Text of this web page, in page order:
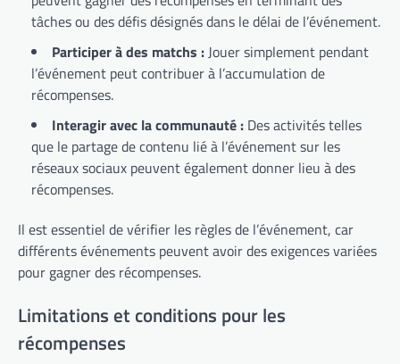
tâches ou des défis désignés dans le délai de l’événement.
Participer à des matchs :Jouer simplement pendant
l’événement peut contribuer à l’accumulation de
récompenses.
Interagir avec la communauté : Des activités telles
que le partage de contenu lié à l’événement sur les
réseaux sociaux peuvent également donner lieu à des
récompenses.
Il est essentiel de vérifier les règles de l’événement, car
différents événements peuvent avoir des exigences variées
pour gagner des récompenses.
Limitations et conditions pour les
récompenses